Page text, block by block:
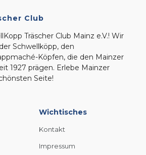
Club
Träscher Club Mainz e.V.! Wir
Schwellköpp, den
Köpfen, die den Mainzer
1927 prägen. Erlebe Mainzer
Seite!
Wichtisches
Kontakt
Impressum